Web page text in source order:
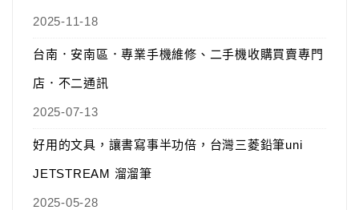
2025-11-18
台南．安南區．專業手機維修、二手機收購買賣專門
店．不二通訊
2025-07-13
好用的文具，讓書寫事半功倍，台灣三菱鉛筆uni
JETSTREAM 溜溜筆
2025-05-28